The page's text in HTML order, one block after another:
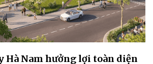
Hà Nam hưởng lợi toàn diện